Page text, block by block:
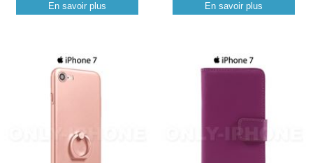
En savoir plus En savoir plus